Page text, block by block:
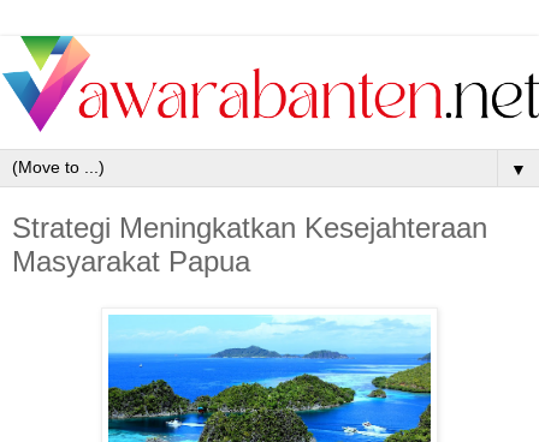
▼
Strategi Meningkatkan Kesejahteraan
Masyarakat Papua